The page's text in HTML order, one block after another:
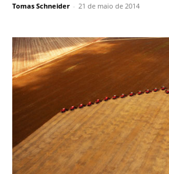
Tomas Schneider - 21 de maio de 2014